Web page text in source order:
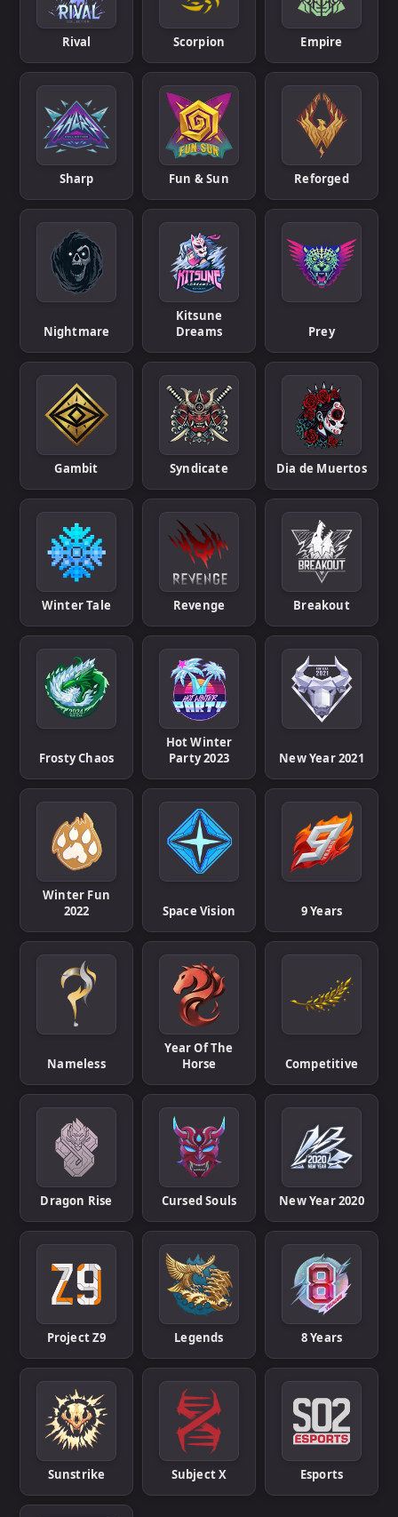
Rival Scorpion Empire
Sharp Fun & Sun Reforged
Nightmare
Kitsune
Dreams
Prey
Gambit Syndicate Dia de Muertos
Winter Tale Revenge Breakout
Frosty Chaos
Hot Winter
Party 2023
New Year 2021
Winter Fun
2022
Space Vision 9 Years
Nameless
Year Of The
Horse
Competitive
Dragon Rise Cursed Souls New Year 2020
Project Z9 Legends 8 Years
Sunstrike Subject X Esports